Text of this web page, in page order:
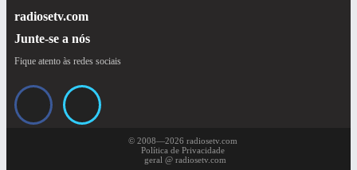
radiosetv.com
Junte-se a nós
Fique atento às redes sociais
© 2008—2026 radiosetv.com
Política de Privacidade
geral @ radiosetv.com